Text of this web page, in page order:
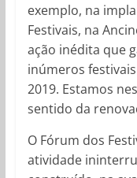
exemplo, na
Festivais, na
ação inédita que
inúmeros
2019. Estamos
sentido da
O Fórum dos
atividade